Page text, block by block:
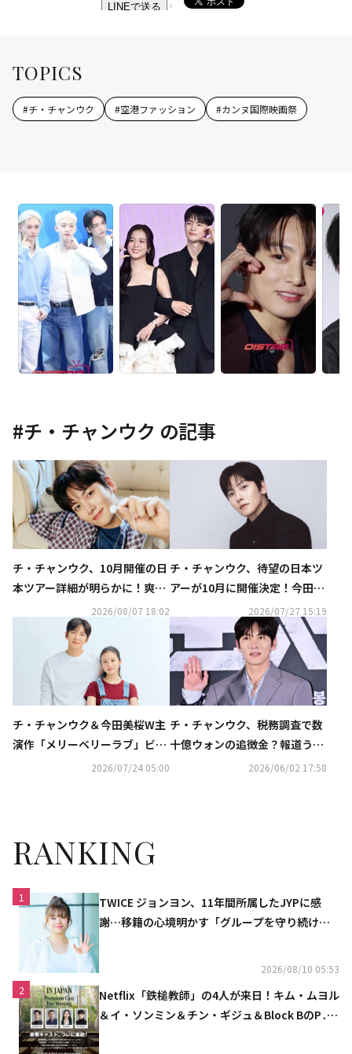
TOPICS
#チ・チャンウク #空港ファッション #カンヌ国際映画祭
#チ・チャンウク の記事
チ・チャンウク、10月開催の日
本ツアー詳細が明らかに！爽や
2026/08/07 18:02
チ・チャンウク、待望の日本ツ
アーが10月に開催決定！今田美
桜とのW主演作「メリーベリー
ラブ」にも期待
2026/07/27 15:19
チ・チャンウク＆今田美桜W主
演作「メリーベリーラブ」ビジ
ュアルが初解禁！日テレの10月
2026/07/24 05:00
チ・チャンウク、税務調査で数
十億ウォンの追徴金？報道うけ
事務所がコメント「遅滞なく納
2026/06/02 17:58
RANKING
1
TWICE ジョンヨン、11年間所属したJYPに感
謝…移籍の心境明かす「グループを守り続け
2026/08/10 05:53
2
Netflix「鉄槌教師」の4人が来日！キム・ムヨル
＆イ・ソンミン＆チン・ギジュ＆Block BのP․